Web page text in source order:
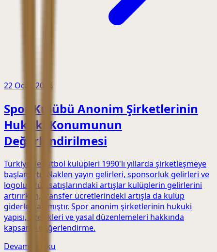
22 Ocak 2026
Spor Kulübü Anonim Şirketlerinin
Hukuki Konumunun
Değerlendirilmesi
Türkiye'de futbol kulüpleri 1990'lı yıllarda şirketleşmeye
başlamıştır. Naklen yayın gelirleri, sponsorluk gelirleri ve
logolu ürün satışlarındaki artışlar kulüplerin gelirlerini
artırırken, transfer ücretlerindeki artışla da kulüp
giderleri artmıştır. Spor anonim şirketlerinin hukuki
yapısı, özellikleri ve yasal düzenlemeleri hakkında
kapsamlı değerlendirme.
Devamını Oku